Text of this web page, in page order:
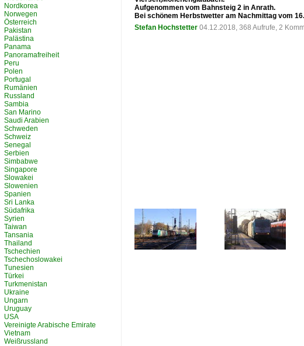
Aufgenommen vom Bahnsteig 2 in Anrath.
Bei schönem Herbstwetter am Nachmittag vom
Stefan Hochstetter 04.12.2018, 368 Aufrufe, 2
Nordkorea
Norwegen
Österreich
Pakistan
Palästina
Panama
Panoramafreiheit
Peru
Polen
Portugal
Rumänien
Russland
Sambia
San Marino
Saudi Arabien
Schweden
Schweiz
Senegal
Serbien
Simbabwe
Singapore
Slowakei
Slowenien
Spanien
Sri Lanka
Südafrika
Syrien
Taiwan
Tansania
Thailand
Tschechien
Tschechoslowakei
Tunesien
Türkei
Turkmenistan
Ukraine
Ungarn
Uruguay
USA
Vereinigte Arabische Emirate
Vietnam
Weißrussland